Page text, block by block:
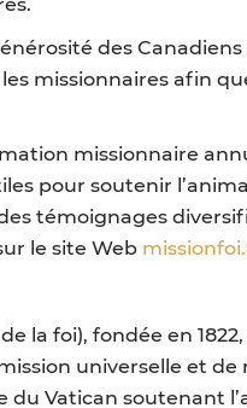
des
missionnaires afin
missionnaire
pour soutenir
témoignages
le site Web
la foi), fondée en
universelle et
du Vatican soutenant